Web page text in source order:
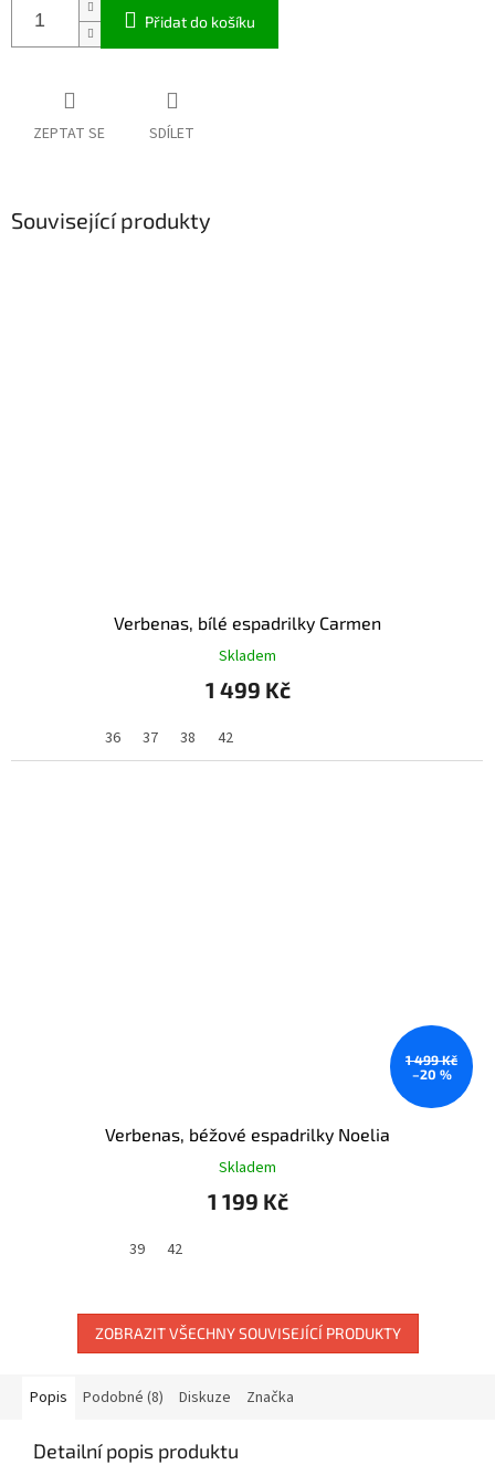
Přidat do košíku
ZEPTAT SE SDÍLET
Související produkty
Verbenas, bílé espadrilky Carmen
Skladem
1 499 Kč
36 37 38 42
1 499 Kč
–20 %
Verbenas, béžové espadrilky Noelia
Skladem
1 199 Kč
39 42
ZOBRAZIT VŠECHNY SOUVISEJÍCÍ PRODUKTY
Popis Podobné (8) Diskuze Značka
Detailní popis produktu